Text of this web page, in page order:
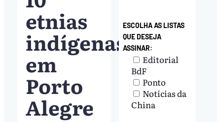
etnias
indígenas
em
Porto
Alegre
ESCOLHA AS LISTAS
QUE DESEJA
ASSINAR:
Editorial
BdF
Ponto
Notícias da
China